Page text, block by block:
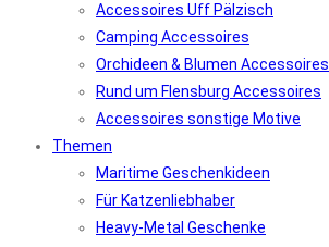
Accessoires Uff Pälzisch
Camping Accessoires
Orchideen & Blumen Accessoires
Rund um Flensburg Accessoires
Accessoires sonstige Motive
Themen
Maritime Geschenkideen
Für Katzenliebhaber
Heavy-Metal Geschenke